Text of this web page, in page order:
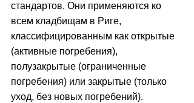
стандартов. Они применяются ко
всем кладбищам в Риге,
классифицированным как открытые
(активные погребения),
полузакрытые (ограниченные
погребения) или закрытые (только
уход, без новых погребений).